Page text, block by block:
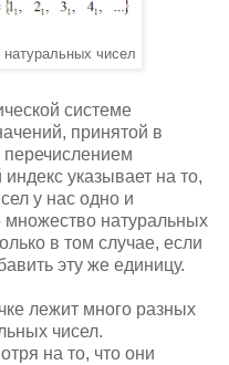
чисел
системе
принятой в
указывает на то,
у нас одно и
множество натуральных
в том случае, если
эту же единицу.
лежит много разных
чисел.
на то, что они